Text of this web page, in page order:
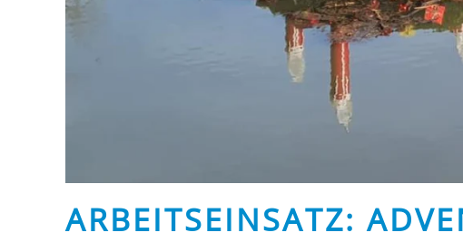
ARBEITSEINSATZ: